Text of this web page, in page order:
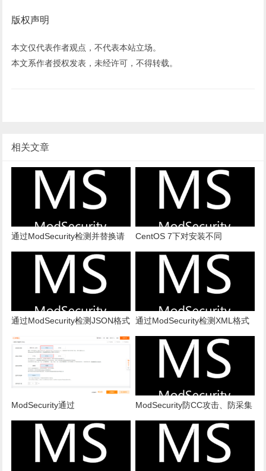
版权声明
本文仅代表作者观点，不代表本站立场。
本文系作者授权发表，未经许可，不得转载。
相关文章
通过ModSecurity检测并替换请
求体及响应体当中的指定内容
CentOS 7下对安装不同
ModSecurity版本的Nginx的并发
性能测试结果
通过ModSecurity检测JSON格式
数据
通过ModSecurity检测XML格式
ModSecurity通过
SecRemoteRules指令加载远程
服务器上的规则
ModSecurity防CC攻击、防采集
规则配置